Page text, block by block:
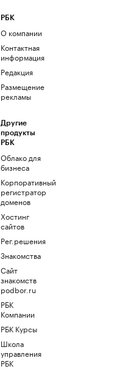
РБК
О компании
Контактная
информация
Редакция
Размещение
рекламы
Другие
продукты
РБК
Облако для
бизнеса
Корпоративный
регистратор
доменов
Хостинг
сайтов
Рег.решения
Знакомства
Сайт
знакомств
podbor.ru
РБК
Компании
РБК Курсы
Школа
управления
РБК